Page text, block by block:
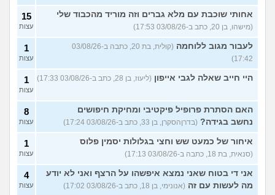
אחותי שוכבת עם מלא גברים וזה מוריד מהכבוד שלי
(מישהו, בן 20, כתב ב-03/08/26 17:53)
15
עצות
לעבור מגוב ללוחמה
(קולית, בת 20, כתבה ב-03/08/26
17:42)
1
עצות
היי חייב שאלה לגבי אייפון (ליעוז, בן 28, כתב ב-03/08/26 17:33) 1
עצות
האם הסתרת פרופיל פיקטיבי ומחיקת חיפושים
נחשב בגידה? (בדרןהסקרן, בן 33, כתב ב-03/08/26 17:24)
8
עצות
איחור של כמעט שש וחצי בגלולות יסמין פלוס
(סנאית, בת 18, כתבה ב-03/08/26 17:13)
1
עצות
אני די בטוח שאני נמצא איפשהו על הרצף ואני לא יודע
מה לעשות עם זה (אנונימי, בן 18, כתב ב-03/08/26 17:02)
4
עצות